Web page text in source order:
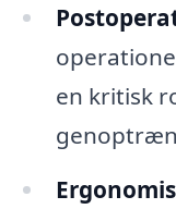
en kritisk